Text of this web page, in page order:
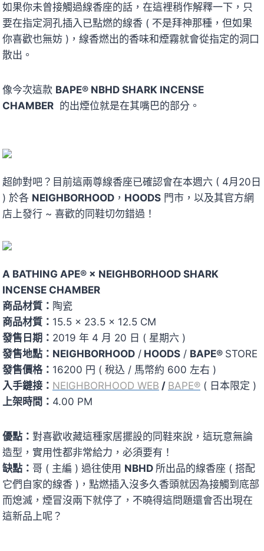
如果你未曾接觸過線香座的話，在這裡稍作解釋一下，只
要在指定洞孔插入已點燃的線香 ( 不是拜神那種，但如果
你喜歡也無妨 )，線香燃出的香味和煙霧就會從指定的洞口
散出。
像今次這款 BAPE® NBHD SHARK INCENSE
CHAMBER 的出煙位就是在其嘴巴的部分。
超帥對吧？目前這兩尊線香座已確認會在本週六 ( 4月20日
) 於各 NEIGHBORHOOD ， HOODS 門市，以及其官方網
店上發行 ~ 喜歡的同鞋切勿錯過！
A BATHING APE® × NEIGHBORHOOD SHARK
INCENSE CHAMBER
商品材質： 陶瓷
商品材質： 15.5 × 23.5 × 12.5 CM
發售日期： 2019 年 4 月 20 日 ( 星期六 )
發售地點： NEIGHBORHOOD / HOODS / BAPE® STORE
發售價格： 16200 円 ( 稅込 / 馬幣約 600 左右 )
入手鏈接： NEIGHBORHOOD WEB / BAPE® ( 日本限定 )
上架時間： 4.00 PM
優點： 對喜歡收藏這種家居擺設的同鞋來說，這玩意無論
造型，實用性都非常給力，必須要有！
缺點： 哥 ( 主編 ) 過往使用 NBHD 所出品的線香座 ( 搭配
它們自家的線香 )，點燃插入沒多久香頭就因為接觸到底部
而熄滅，煙冒沒兩下就停了，不曉得這問題還會否出現在
這新品上呢？